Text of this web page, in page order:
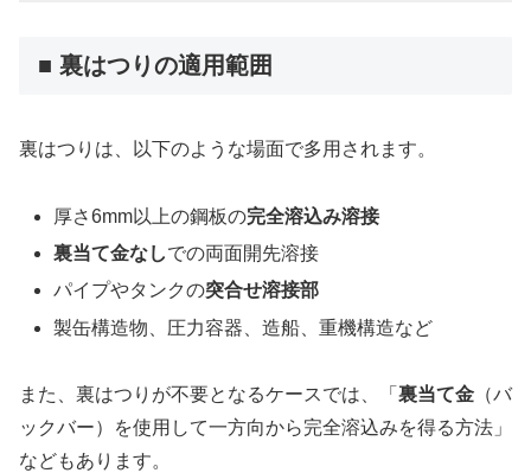
■ 裏はつりの適用範囲
裏はつりは、以下のような場面で多用されます。
厚さ6mm以上の鋼板の完全溶込み溶接
裏当て金なしでの両面開先溶接
パイプやタンクの突合せ溶接部
製缶構造物、圧力容器、造船、重機構造など
また、裏はつりが不要となるケースでは、「 裏当て金 （バ
ックバー）を使用して一方向から完全溶込みを得る方法」
などもあります。